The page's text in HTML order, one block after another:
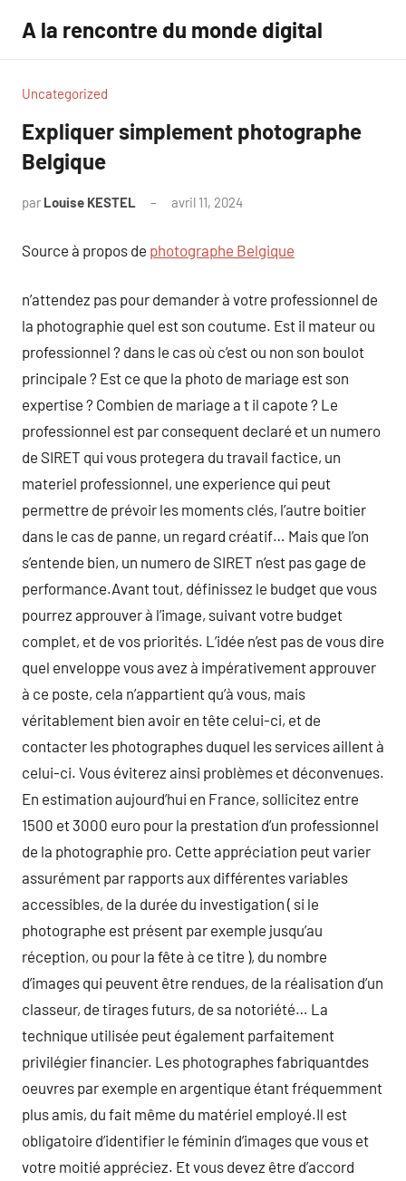
contenu
A la rencontre du monde digital
Uncategorized
Expliquer simplement photographe
Belgique
par Louise KESTEL avril 11, 2024
Source à propos de photographe Belgique
n’attendez pas pour demander à votre professionnel de
la photographie quel est son coutume. Est il mateur ou
professionnel ? dans le cas où c’est ou non son boulot
principale ? Est ce que la photo de mariage est son
expertise ? Combien de mariage a t il capote ? Le
professionnel est par consequent declaré et un numero
de SIRET qui vous protegera du travail factice, un
materiel professionnel, une experience qui peut
permettre de prévoir les moments clés, l’autre boitier
dans le cas de panne, un regard créatif… Mais que l’on
s’entende bien, un numero de SIRET n’est pas gage de
performance.Avant tout, définissez le budget que vous
pourrez approuver à l’image, suivant votre budget
complet, et de vos priorités. L’idée n’est pas de vous dire
quel enveloppe vous avez à impérativement approuver
à ce poste, cela n’appartient qu’à vous, mais
véritablement bien avoir en tête celui-ci, et de
contacter les photographes duquel les services aillent à
celui-ci. Vous éviterez ainsi problèmes et déconvenues.
En estimation aujourd’hui en France, sollicitez entre
1500 et 3000 euro pour la prestation d’un professionnel
de la photographie pro. Cette appréciation peut varier
assurément par rapports aux différentes variables
accessibles, de la durée du investigation ( si le
photographe est présent par exemple jusqu’au
réception, ou pour la fête à ce titre ), du nombre
d’images qui peuvent être rendues, de la réalisation d’un
classeur, de tirages futurs, de sa notoriété… La
technique utilisée peut également parfaitement
privilégier financier. Les photographes fabriquantdes
oeuvres par exemple en argentique étant fréquemment
plus amis, du fait même du matériel employé.Il est
obligatoire d’identifier le féminin d’images que vous et
votre moitié appréciez. Et vous devez être d’accord